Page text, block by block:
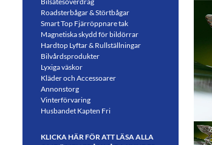
Roadsterbågar & Störtbågar
Smart Top Fjärröppnare tak
Magnetiska skydd för bildörrar
Hardtop Lyftar & Rullställningar
Bilvårdsprodukter
Lyxiga väskor
Kläder och Accessoarer
Annonstorg
Vinterförvaring
Husbandet Kapten Fri
KLICKA HÄR FÖR ATT LÄSA ALLA